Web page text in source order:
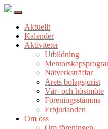
Aktuellt
Kalender
Aktiviteter
Utbildning
Nätverksträffar
Årets bolagsjurist
Vår- och höstmöte
Föreningsstämma
Erbjudanden
Om oss